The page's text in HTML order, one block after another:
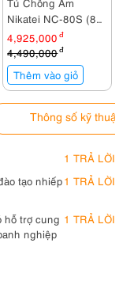
Nikatei NC-80S (80
lít)
4,925,000 đ
4,490,000đ
Thêm vào giỏ
Thông số kỹ thuật
1 TRẢ LỜI
tạo nhiếp1 TRẢ LỜI
hỗ trợ cung
nghiệp
1 TRẢ LỜI